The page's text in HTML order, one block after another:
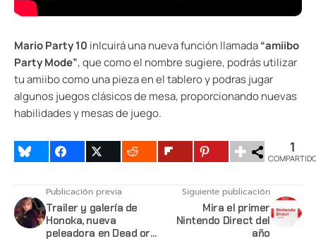
Mario Party 10 inlcuirá una nueva función llamada“amiibo
Party Mode”, que como el nombre sugiere, podrás utilizar
tu amiibo como una pieza en el tablero y podras jugar
algunos juegos clásicos de mesa, proporcionando nuevas
habilidades y mesas de juego.
1
Publicación previa
Trailer y galería de
Honoka, nueva
peleadora en Dead or
Siguiente publicación
Mira el primer
Nintendo Direct del
año